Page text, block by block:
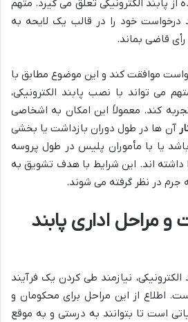
پابند الکترونیکی تعلق می گیرد. متهم
درخواست خود را در قالب یک لایحه به
قاضی بماند.
موافقت کند و این موضوع مطابق با
می تواند با نصب پابند الکترونیکی،
کند. معمولاً این امکان به اشخاصی
آن ها در طول دوران بازداشت یا بخشی
یا با مأموران پلیس در طول پروسه
داشته اند. این شرایط با هدف تشویق به
در نظر گرفته می شوند.
و مراحل اداری پابند
نیازمند طی کردن یک فرآیند
اطلاع از این مراحل برای محکومان و
است تا بتوانند به درستی و به موقع